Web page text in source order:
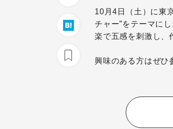
10月4日（土）に東
チャー”をテーマに
楽で五感を刺激し、
興味のある方はぜひ